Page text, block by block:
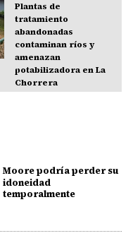
Plantas de
tratamiento
abandonadas
contaminan ríos y
amenazan
potabilizadora en La
Chorrera
Moore podría perder su
idoneidad
temporalmente